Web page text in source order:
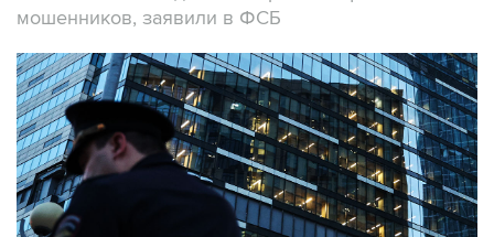
мошенников, заявили в ФСБ